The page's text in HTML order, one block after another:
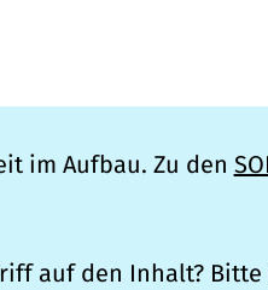
im Aufbau. Zu den
auf den Inhalt?